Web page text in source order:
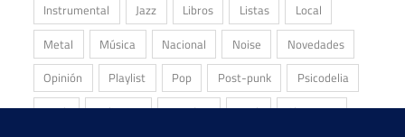
Instrumental
Jazz Libros Listas
Local
Metal
Música Nacional Noise
Novedades
Opinión
Playlist Pop Post-punk
Psicodelia
Punk
Reliquias Reseñas Rock Shoegaze